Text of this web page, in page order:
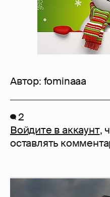
Автор: fominaaa
2
Войдите в аккаунт,
оставлять